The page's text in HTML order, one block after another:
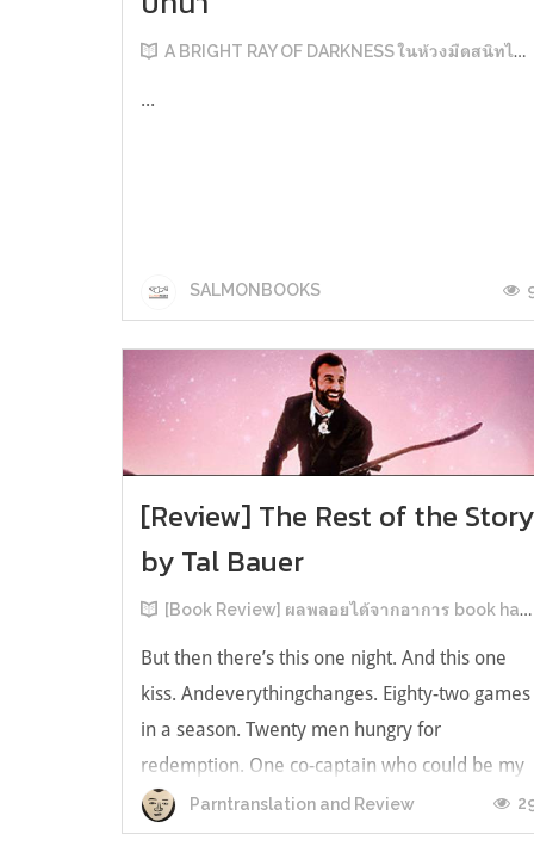
A BRIGHT RAY OF DARKNESS ในห้วงมืดสนิทไม่มิดแสง
...
SALMONBOOKS
[Review] The Rest of the Story
by Tal Bauer
[Book Review] ผลพลอยได้จากอาการ book hangover หลังอ่านสารพัน MM Romance
But then there’s this one night. And this one
kiss. Andeverythingchanges. Eighty-two games
in a season. Twenty men hungry for
redemption. One co-captain who could be my
forever. This is the rest of the story. หลังอ่าน
แบบฟีลกู้ดติดๆ กันแล้ว เลยอยากได้ความแสบ
Parntranslation and Review